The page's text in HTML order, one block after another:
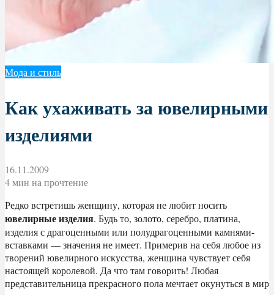
Мода и стиль
Как ухаживать за ювелирными
изделиями
16.11.2009
4 мин на прочтение
Редко встретишь женщину, которая не любит носить
ювелирные изделия. Будь то, золото, серебро, платина,
изделия с драгоценными или полудрагоценными камнями-
вставками — значения не имеет. Примерив на себя любое из
творений ювелирного искусства, женщина чувствует себя
настоящей королевой. Да что там говорить! Любая
представительница прекрасного пола мечтает окунуться в мир